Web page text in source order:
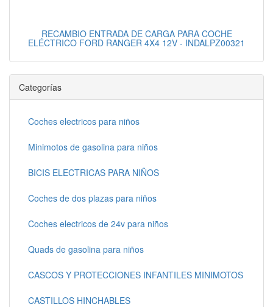
RECAMBIO ENTRADA DE CARGA PARA COCHE
ELÉCTRICO FORD RANGER 4X4 12V - INDALPZ00321
Categorías
Coches electricos para niños
Minimotos de gasolina para niños
BICIS ELECTRICAS PARA NIÑOS
Coches de dos plazas para niños
Coches electricos de 24v para niños
Quads de gasolina para niños
CASCOS Y PROTECCIONES INFANTILES MINIMOTOS
CASTILLOS HINCHABLES